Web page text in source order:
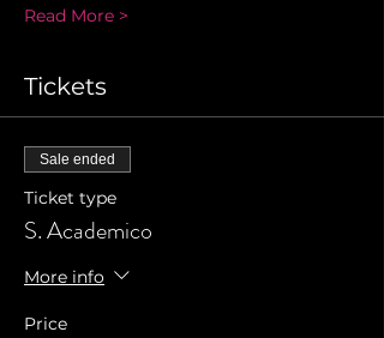
Read More >
Tickets
Sale ended
Ticket type
S. Academico
More info
Price